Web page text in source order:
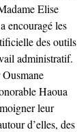
Elise
encouragé les
des outils
administratif.
Haoua
leur
d’elles, des